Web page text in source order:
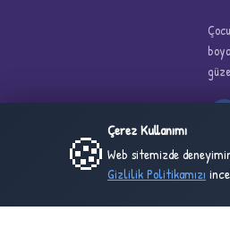
🍪 Çerez Kullanımı
Web sitemizde
Gizlilik Politikamızı